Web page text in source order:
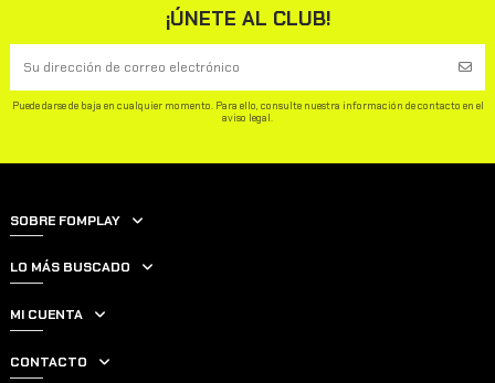
¡ÚNETE AL CLUB!
Puede darse de baja en cualquier momento. Para ello, consulte nuestra información de contacto en el
aviso legal.
SOBRE FOMPLAY
LO MÁS BUSCADO
MI CUENTA
CONTACTO